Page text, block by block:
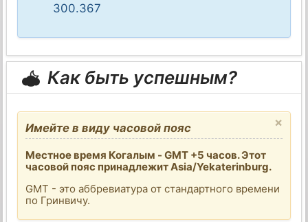
300.367
Как быть успешным?
×
Имейте в виду часовой пояс
Местное время Когалым - GMT +5 часов. Этот
часовой пояс принадлежит Asia/Yekaterinburg.
GMT - это аббревиатура от стандартного времени
по Гринвичу.